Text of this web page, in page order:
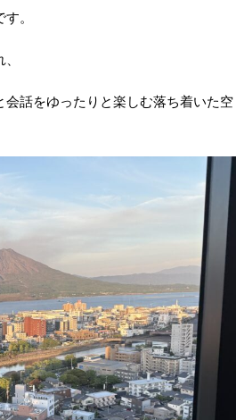
。
話をゆったりと楽しむ落ち着いた空